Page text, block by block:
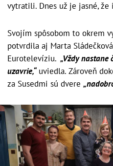
vytratili. Dnes už je jasné,
Svojím spôsobom to okrem
potvrdila aj Marta
Eurotelevíziu. „Vždy nastane
uzavrie,“uviedla. Zároveň
za Susedmi sú dvere